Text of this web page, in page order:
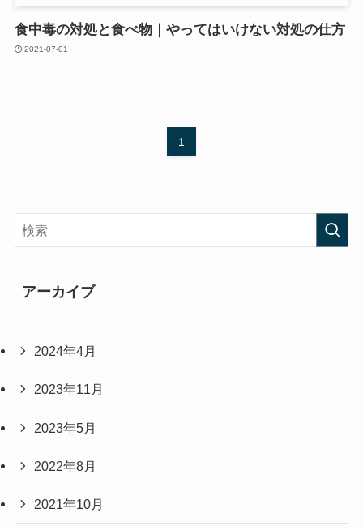
食中毒の対処と食べ物｜やってはいけない対処の仕方
2021-07-01
1
アーカイブ
2024年4月
2023年11月
2023年5月
2022年8月
2021年10月